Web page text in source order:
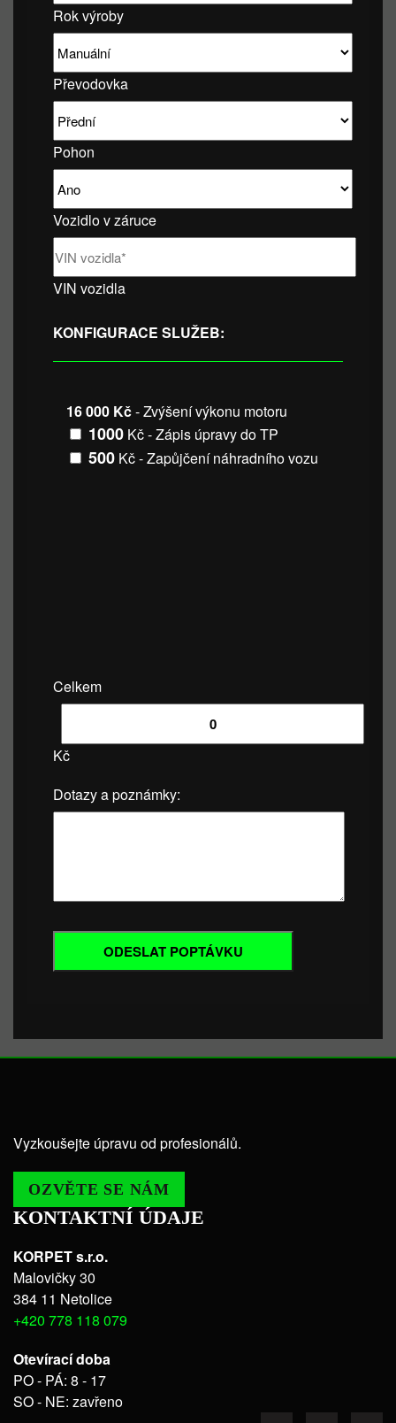
Rok výroby
Převodovka
Pohon
Vozidlo v záruce
VIN vozidla
KONFIGURACE SLUŽEB:
16 000 Kč- Zvýšení výkonu motoru
1000 Kč - Zápis úpravy do TP
500 Kč - Zapůjčení náhradního vozu
Celkem
Kč
Dotazy a poznámky:
Vyzkoušejte úpravu od profesionálů.
OZVĚTE SE NÁM
KONTAKTNÍ ÚDAJE
KORPET s.r.o.
Malovičky 30
384 11 Netolice
+420 778 118 079
Otevírací doba
PO - PÁ: 8 - 17
SO - NE: zavřeno